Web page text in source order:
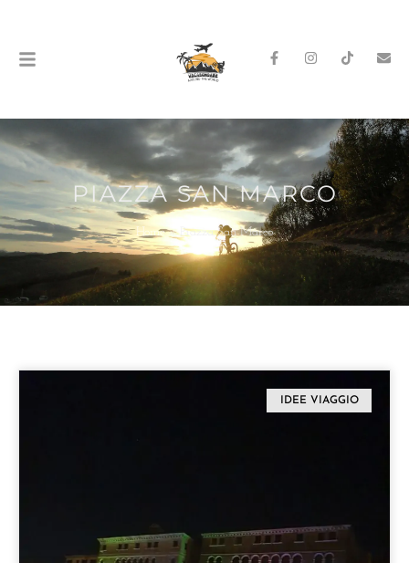
PIAZZA SAN MARCO
Home» Piazza San Marco
IDEE VIAGGIO